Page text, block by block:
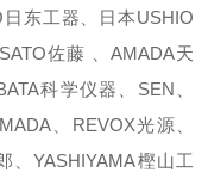
东工器、日本USHIO
佐藤 、AMADA天
科学仪器、SEN、
、REVOX光源、
、YASHIYAMA樫山工